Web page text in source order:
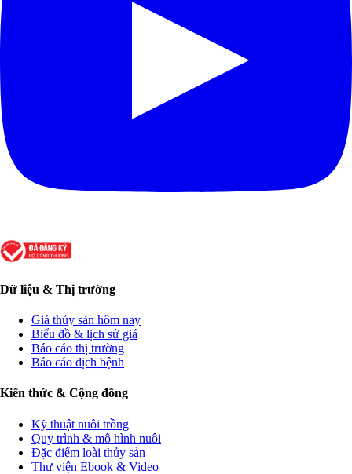
Dữ liệu & Thị trường
Giá thủy sản hôm nay
Biểu đồ & lịch sử giá
Báo cáo thị trường
Báo cáo dịch bệnh
Kiến thức & Cộng đồng
Kỹ thuật nuôi trồng
Quy trình & mô hình nuôi
Đặc điểm loài thủy sản
Thư viện Ebook & Video